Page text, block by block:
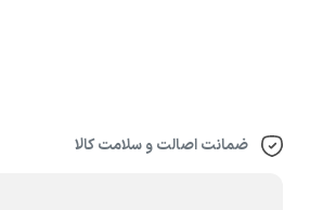
ضمانت اصالت و سلامت کالا